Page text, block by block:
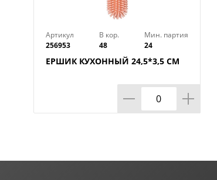
Артикул
256953
В кор.
48
Мин. партия
24
ЕРШИК КУХОННЫЙ 24,5*3,5 СМ